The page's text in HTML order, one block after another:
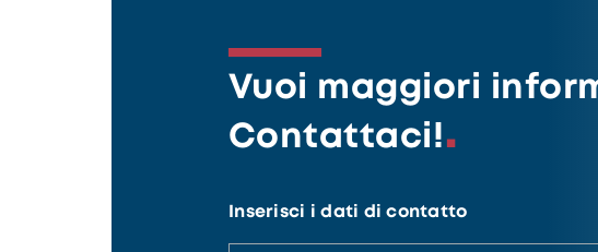
Vuoi maggiori
Contattaci!
Inserisci i dati di contatto